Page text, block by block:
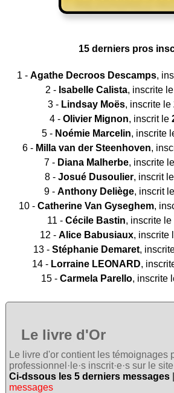
15 derniers pros
1 - Agathe Decroos Descamps,
2 - Isabelle Calista, inscrite le
3 - Lindsay Moës, inscrite le
4 - Olivier Mignon, inscrit le
5 - Noémie Marcelin, inscrite
6 - Milla van der Steenhoven,
7 - Diana Malherbe, inscrite le
8 - Josué Dusoulier, inscrit le
9 - Anthony Deliège, inscrit le
10 - Catherine Van Gyseghem,
11 - Cécile Bastin, inscrite le
12 - Alice Babusiaux, inscrite
13 - Stéphanie Demaret,
14 - Lorraine LEONARD,
15 - Carmela Parello, inscrite
Le livre d'Or
Le livre d'or contient les témoignages
professionnel·le·s inscrit·e·s sur le
Ci-dssous les 5 derniers messages
messages